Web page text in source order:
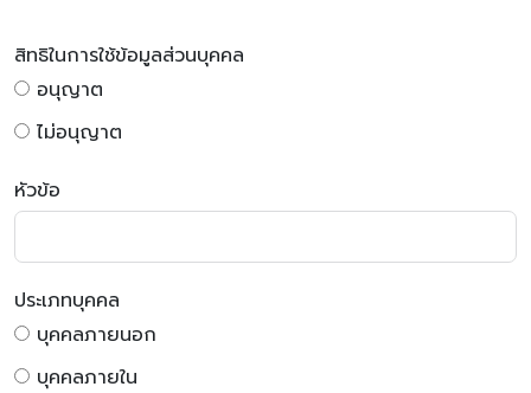
สิทธิในการใช้ข้อมูลส่วนบุคคล
อนุญาต
ไม่อนุญาต
หัวข้อ
ประเภทบุคคล
บุคคลภายนอก
บุคคลภายใน